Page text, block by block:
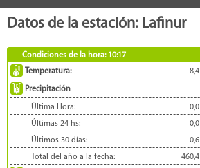
Datos de la estación: Lafinur
Condiciones de la hora: 10:17
Temperatura:
8,4
Precipitación
Última Hora: 0,0
Últimas 24 hs:
0,0
Últimos 30 días:
0,6
Total del año a la fecha:
460,4